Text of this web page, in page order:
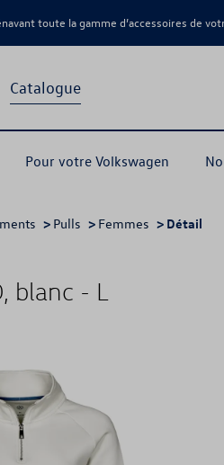
toute la gamme d’accessoires de
Catalogue
Pour votre Volkswagen
> Pulls > Femmes > Détail
blanc - L